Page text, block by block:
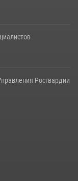
Росгвардии